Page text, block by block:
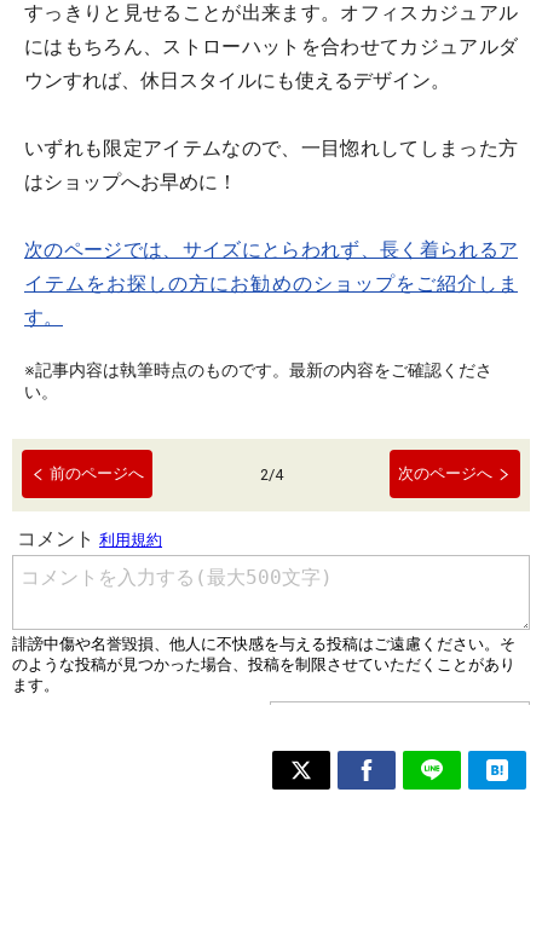
すっきりと見せることが出来ます。オフィスカジュアル
にはもちろん、ストローハットを合わせてカジュアルダ
ウンすれば、休日スタイルにも使えるデザイン。
いずれも限定アイテムなので、一目惚れしてしまった方
はショップへお早めに！
次のページでは、サイズにとらわれず、長く着られるア
イテムをお探しの方にお勧めのショップをご紹介しま
す。
※記事内容は執筆時点のものです。最新の内容をご確認くださ
い。
前のページへ 2/4 次のページへ